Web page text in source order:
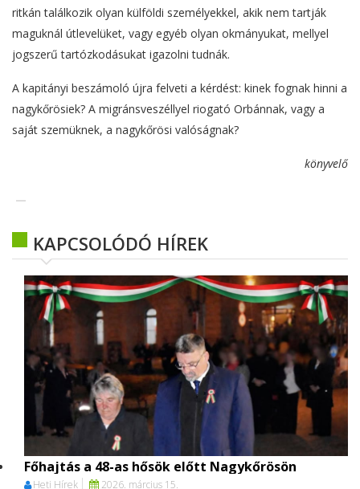
ritkán találkozik olyan külföldi személyekkel, akik nem tartják
maguknál útlevelüket, vagy egyéb olyan okmányukat, mellyel
jogszerű tartózkodásukat igazolni tudnák.
A kapitányi beszámoló újra felveti a kérdést: kinek fognak hinni a
nagykőrösiek? A migránsveszéllyel riogató Orbánnak, vagy a
saját szemüknek, a nagykőrösi valóságnak?
könyvelő
KAPCSOLÓDÓ HÍREK
Főhajtás a 48-as hősök előtt Nagykőrösön
Heti Hírek 2026. március 15.